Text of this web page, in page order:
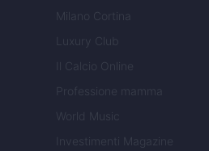
Milano Cortina
Luxury Club
Il Calcio Online
Professione mamma
World Music
Investimenti Magazine